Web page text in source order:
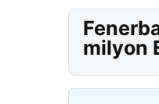
milyon